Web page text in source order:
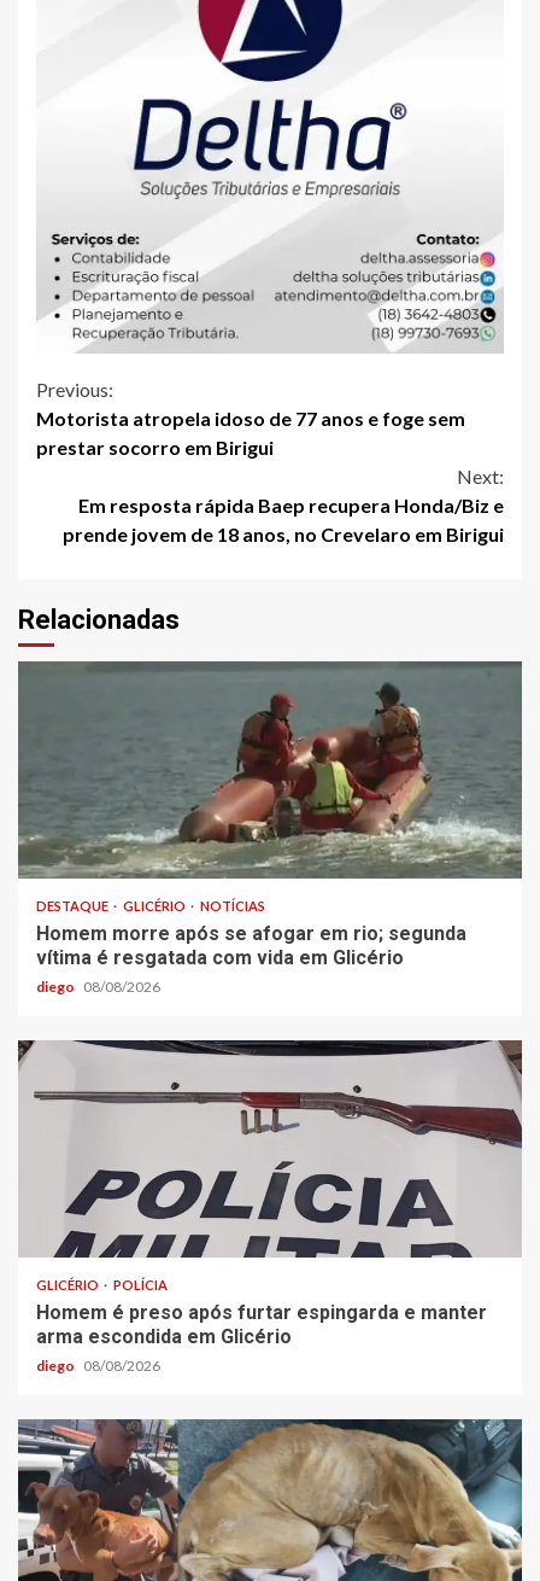
Continue
Reading
Previous:
Motorista atropela idoso de 77 anos e foge sem
prestar socorro em Birigui
Next:
Em resposta rápida Baep recupera Honda/Biz e
prende jovem de 18 anos, no Crevelaro em Birigui
Relacionadas
DESTAQUE GLICÉRIO NOTÍCIAS
Homem morre após se afogar em rio; segunda
vítima é resgatada com vida em Glicério
diego 08/08/2026
GLICÉRIO POLÍCIA
Homem é preso após furtar espingarda e manter
arma escondida em Glicério
diego 08/08/2026